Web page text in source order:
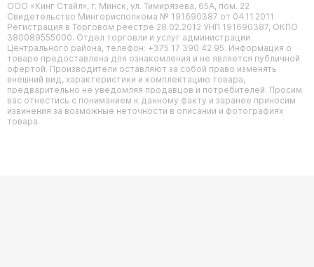
ООО «Кинг Стайл», г. Минск, ул. Тимирязева, 65А, пом. 22
Свидетельство Мингорисполкома № 191690387 от 04.11.2011
Регистрация в Торговом реестре 28.02.2012 УНП 191690387, ОКПО
380089555000. Отдел торговли и услуг администрации
Центрального района, телефон: +375 17 390 42 95. Информация о
товаре предоставлена для ознакомления и не является публичной
офертой. Производители оставляют за собой право изменять
внешний вид, характеристики и комплектацию товара,
предварительно не уведомляя продавцов и потребителей. Просим
вас отнестись с пониманием к данному факту и заранее приносим
извинения за возможные неточности в описании и фотографиях
товара.